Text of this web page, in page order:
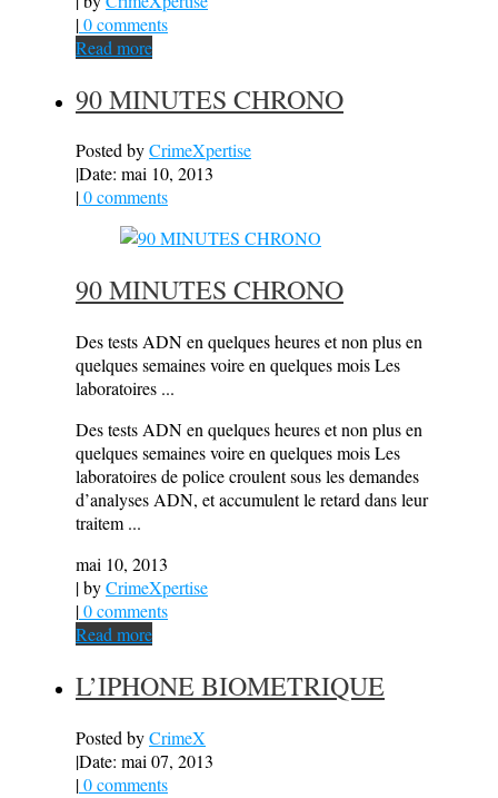
|0 comments
Read more
90 MINUTES CHRONO
Posted byCrimeXpertise
|Date: mai 10, 2013
|0 comments
90 MINUTES CHRONO
Des tests ADN en quelques heures et non plus en
quelques semaines voire en quelques mois Les
laboratoires ...
Des tests ADN en quelques heures et non plus en
quelques semaines voire en quelques mois Les
laboratoires de police croulent sous les demandes
d’analyses ADN, et accumulent le retard dans leur
traitem ...
mai 10, 2013
| byCrimeXpertise
|0 comments
Read more
L’IPHONE BIOMETRIQUE
Posted byCrimeX
|Date: mai 07, 2013
|0 comments